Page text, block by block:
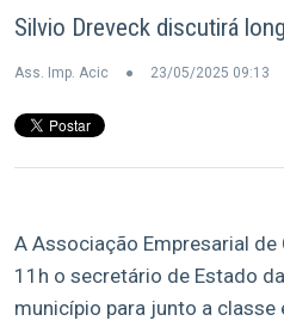
Silvio Dreveck discutirá
Ass. Imp. Acic 23/05/2025 09:13
A Associação Empresarial
11h o secretário de Estado
município para junto a